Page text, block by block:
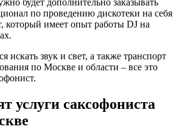
по проведению дискотеки на себя
который имеет опыт работы DJ на
искать звук и свет, а также транспорт
по Москве и области – все это
услуги саксофониста